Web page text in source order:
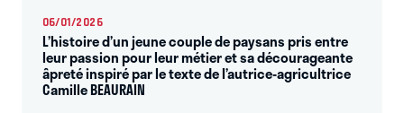
06/01/2026
L’histoire d’un jeune couple de paysans pris entre
leur passion pour leur métier et sa décourageante
âpreté inspiré par le texte de l’autrice-agricultrice
Camille BEAURAIN